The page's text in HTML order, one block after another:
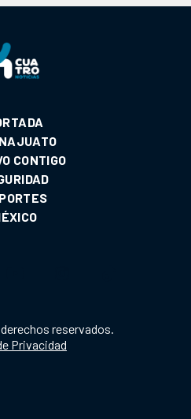
CONTIGO
reservados.
Privacidad